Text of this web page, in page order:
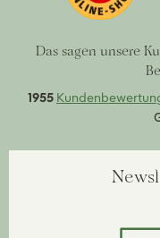
Das sagen unsere
1955